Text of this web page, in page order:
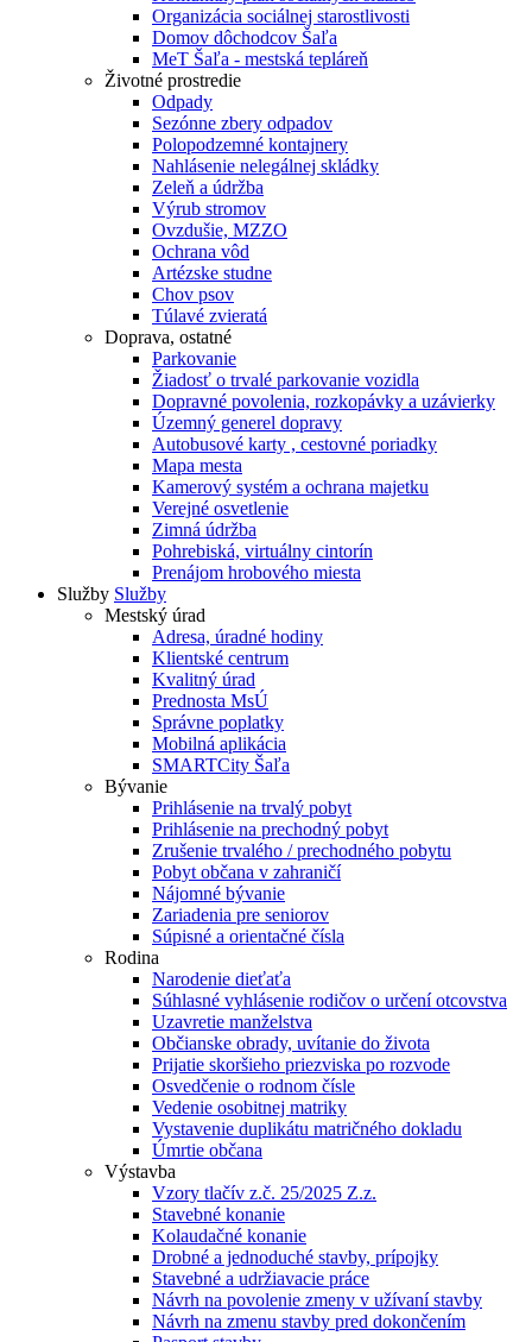
Organizácia sociálnej starostlivosti
Domov dôchodcov Šaľa
MeT Šaľa - mestská tepláreň
Životné prostredie
Odpady
Sezónne zbery odpadov
Polopodzemné kontajnery
Nahlásenie nelegálnej skládky
Zeleň a údržba
Výrub stromov
Ovzdušie, MZZO
Ochrana vôd
Artézske studne
Chov psov
Túlavé zvieratá
Doprava, ostatné
Parkovanie
Žiadosť o trvalé parkovanie vozidla
Dopravné povolenia, rozkopávky a uzávierky
Územný generel dopravy
Autobusové karty , cestovné poriadky
Mapa mesta
Kamerový systém a ochrana majetku
Verejné osvetlenie
Zimná údržba
Pohrebiská, virtuálny cintorín
Prenájom hrobového miesta
Služby Služby
Mestský úrad
Adresa, úradné hodiny
Klientské centrum
Kvalitný úrad
Prednosta MsÚ
Správne poplatky
Mobilná aplikácia
SMARTCity Šaľa
Bývanie
Prihlásenie na trvalý pobyt
Prihlásenie na prechodný pobyt
Zrušenie trvalého / prechodného pobytu
Pobyt občana v zahraničí
Nájomné bývanie
Zariadenia pre seniorov
Súpisné a orientačné čísla
Rodina
Narodenie dieťaťa
Súhlasné vyhlásenie rodičov o určení otcovstva
Uzavretie manželstva
Občianske obrady, uvítanie do života
Prijatie skoršieho priezviska po rozvode
Osvedčenie o rodnom čísle
Vedenie osobitnej matriky
Vystavenie duplikátu matričného dokladu
Úmrtie občana
Výstavba
Vzory tlačív z.č. 25/2025 Z.z.
Stavebné konanie
Kolaudačné konanie
Drobné a jednoduché stavby, prípojky
Stavebné a udržiavacie práce
Návrh na povolenie zmeny v užívaní stavby
Návrh na zmenu stavby pred dokončením